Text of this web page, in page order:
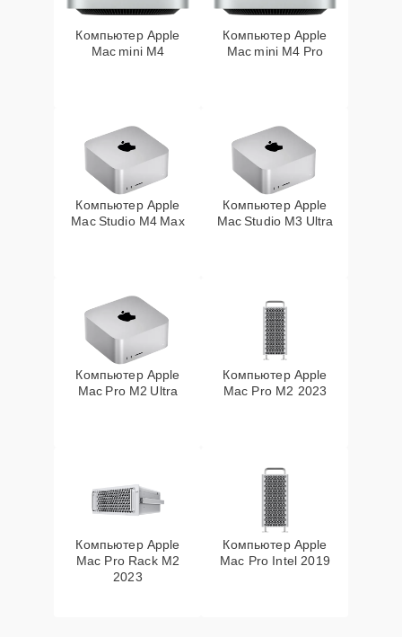
Компьютер Apple
Mac mini M4
Компьютер Apple
Mac mini M4 Pro
Компьютер Apple
Mac Studio M4 Max
Компьютер Apple
Mac Studio M3 Ultra
Компьютер Apple
Mac Pro M2 Ultra
Компьютер Apple
Mac Pro M2 2023
Компьютер Apple
Mac Pro Rack M2
2023
Компьютер Apple
Mac Pro Intel 2019